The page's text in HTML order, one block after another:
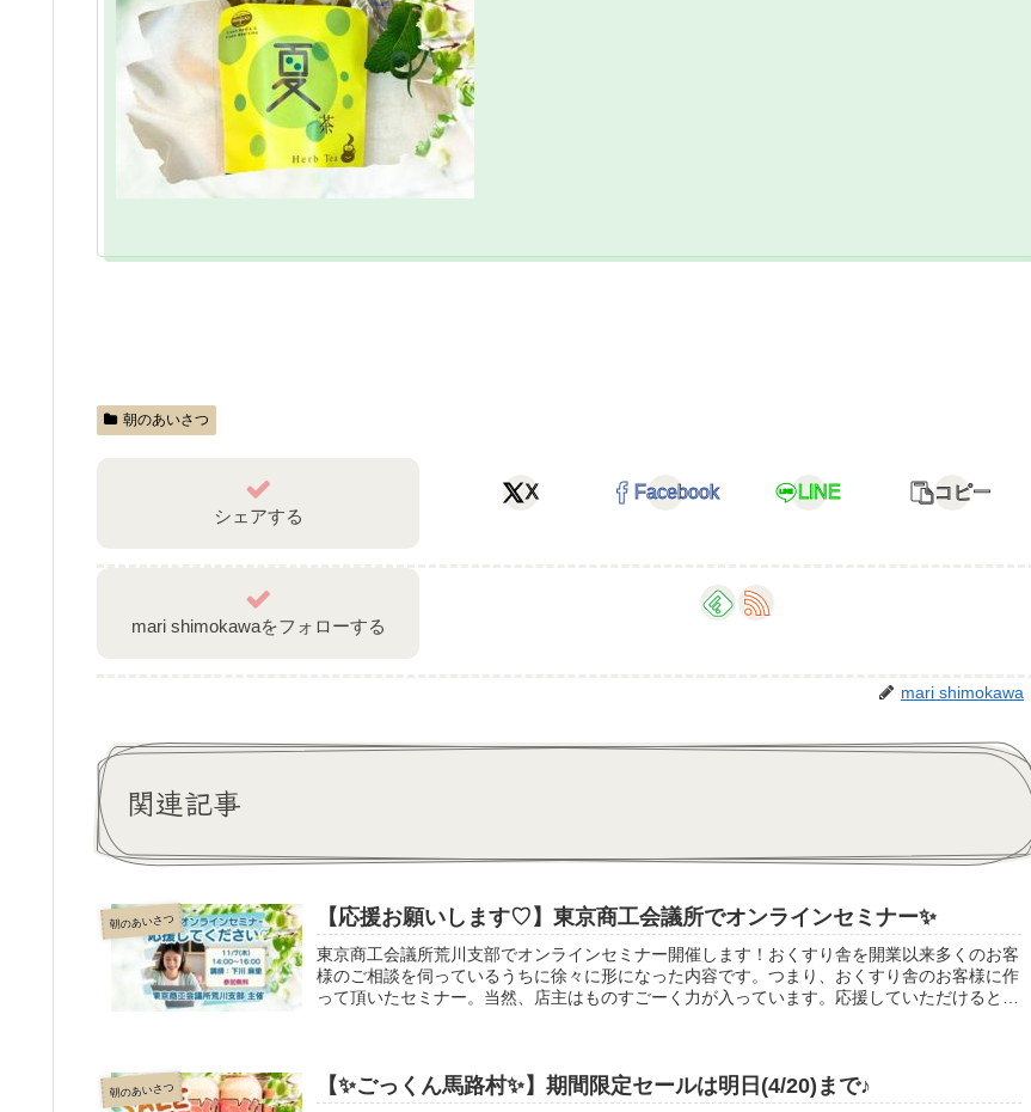
朝のあいさつ
シェアする
X Facebook LINE コピー
mari shimokawaをフォローする
mari shimokawa
関連記事
朝のあいさつ 【応援お願いします♡】東京商工会議所でオンラインセミナー✨
東京商工会議所荒川支部でオンラインセミナー開催します！おくすり舎を開業以来多くのお客
様のご相談を伺っているうちに徐々に形になった内容です。つまり、おくすり舎のお客様に作
って頂いたセミナー。当然、店主はものすごーく力が入っています。応援していただけるとあ
朝のあいさつ 【✨ごっくん馬路村✨】期間限定セールは明日(4/20)まで♪